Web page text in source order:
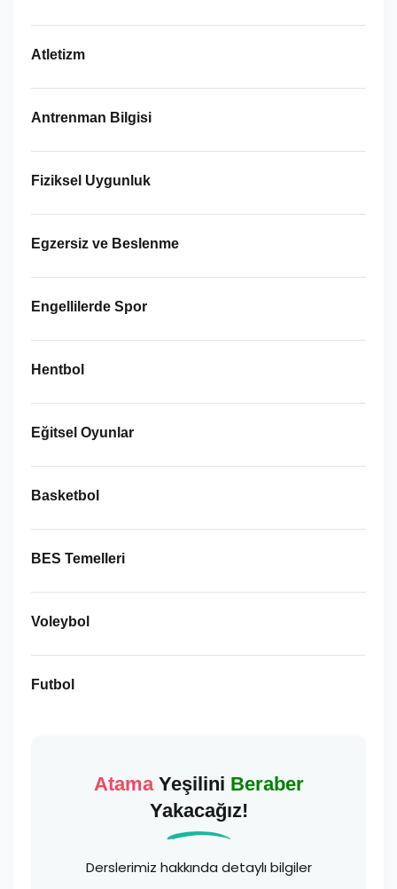
Atletizm
Antrenman Bilgisi
Fiziksel Uygunluk
Egzersiz ve Beslenme
Engellilerde Spor
Hentbol
Eğitsel Oyunlar
Basketbol
BES Temelleri
Voleybol
Futbol
AtamaYeşilini Beraber
Yakacağız!
Derslerimiz hakkında detaylı bilgiler